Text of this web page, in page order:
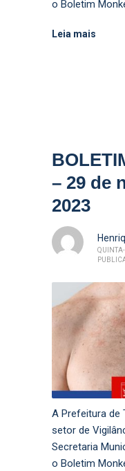
o Boletim
Leia mais
– 29 de
2023
A Prefeitura de
setor de
Secretaria
o Boletim